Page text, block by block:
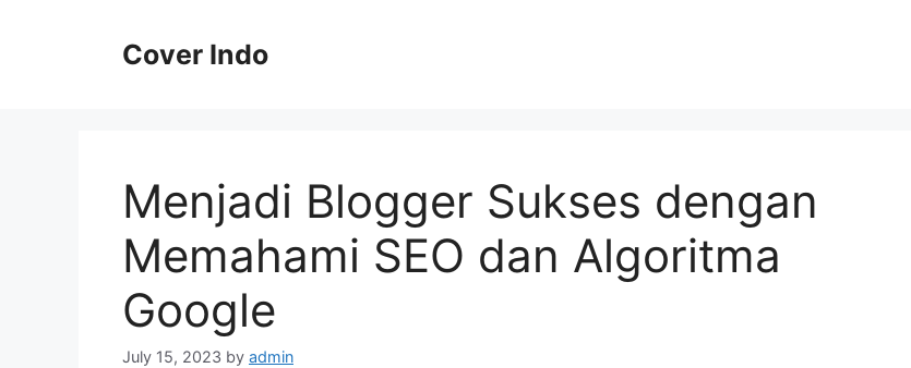
Cover Indo
Menjadi Blogger Sukses dengan
Memahami SEO dan Algoritma
Google
July 15, 2023 by admin